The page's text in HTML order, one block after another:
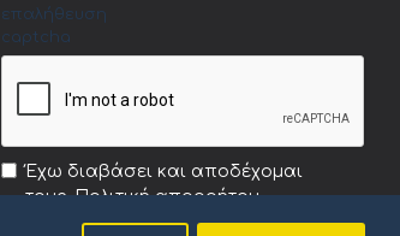
επαλήθευση
captcha
Έχω διαβάσει και αποδέχομαι
τους Πολιτική απορρήτου